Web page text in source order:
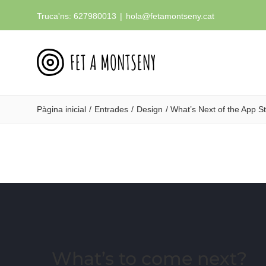
to
Truca'ns: 627980013 | hola@fetamontseny.cat
Pàgina inicial Entrades Design What’s Next of the App